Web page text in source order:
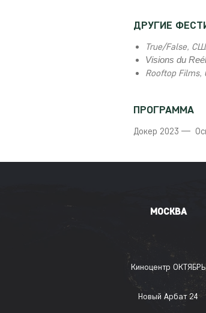
ДРУГИЕ
True/False,
Visions du
Rooftop
ПРОГРАММА
Докер 2023 —
МОСКВА
Киноцентр ОКТЯБРЬ
Новый Арбат 24